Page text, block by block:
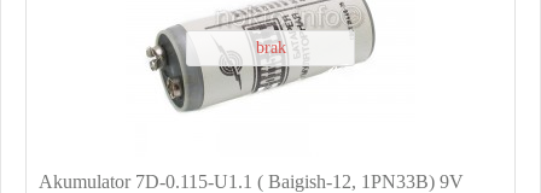
brak
Akumulator 7D-0.115-U1.1 ( Baigish-12, 1PN33B) 9V